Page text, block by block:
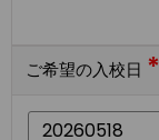
ご希望の入校日 *